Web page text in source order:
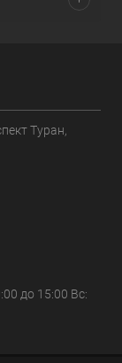
Туран,
до 15:00 Вс: